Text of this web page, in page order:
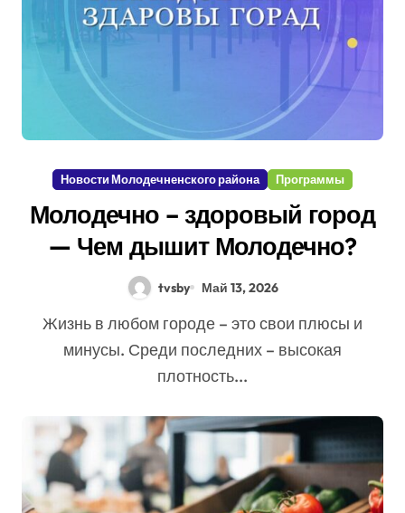
Новости Молодечненского района Программы
Молодечно – здоровый город
— Чем дышит Молодечно?
tvsby Май 13, 2026
Жизнь в любом городе – это свои плюсы и
минусы. Среди последних – высокая
плотность...